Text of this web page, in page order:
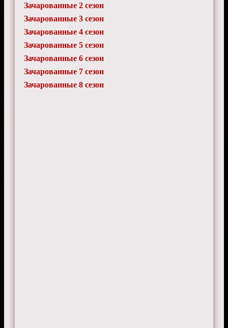
Зачарованные 2 сезон
Зачарованные 3 сезон
Зачарованные 4 сезон
Зачарованные 5 сезон
Зачарованные 6 сезон
Зачарованные 7 сезон
Зачарованные 8 сезон